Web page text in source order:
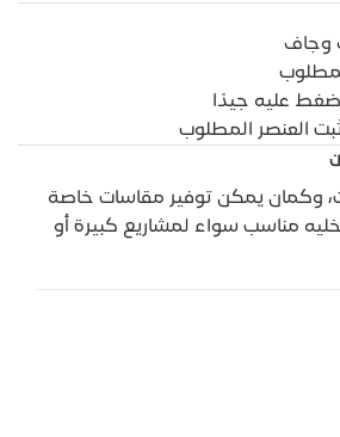
وجاف
عليه جيدًا
العنصر المطلوب
وكمان يمكن توفير مقاسات خاصة
مناسب سواء لمشاريع كبيرة أو